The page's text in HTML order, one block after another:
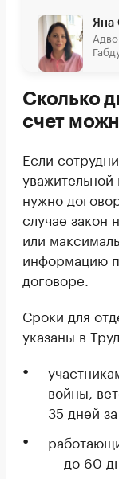
Яна
Сколько
счет
Если
нужно
случае закон
или
информацию
договоре.
Сроки для
указаны в
войны,
35 дней
— до 60